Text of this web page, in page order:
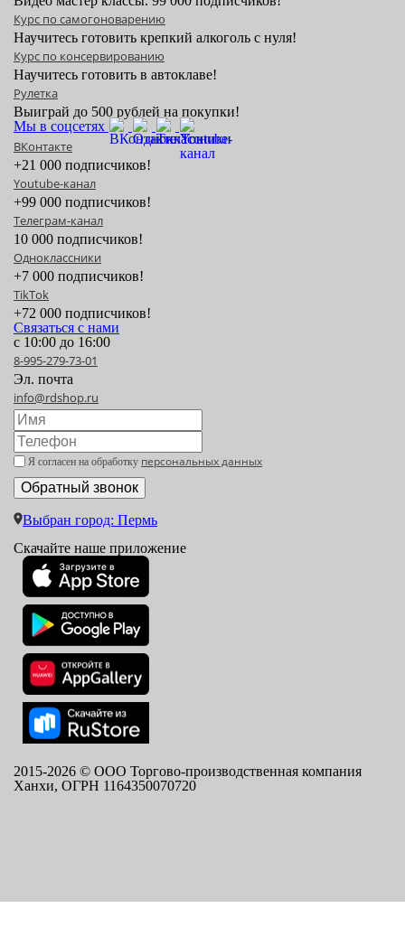
Курс по самогоноварению
Научитесь готовить крепкий алкоголь с нуля!
Курс по консервированию
Научитесь готовить в автоклаве!
Рулетка
Выиграй до 500 рублей на покупки!
Мы в соцсетях
ВКонтакте
+21 000 подписчиков!
Youtube-канал
+99 000 подписчиков!
Телеграм-канал
10 000 подписчиков!
Одноклассники
+7 000 подписчиков!
TikTok
+72 000 подписчиков!
Связаться с нами
с 10:00 до 16:00
8-995-279-73-01
Эл. почта
info@rdshop.ru
Я согласен на обработку персональных данных
Выбран город: Пермь
Скачайте наше приложение
2015-2026 © ООО Торгово-производственная компания
Ханхи, ОГРН 1164350070720